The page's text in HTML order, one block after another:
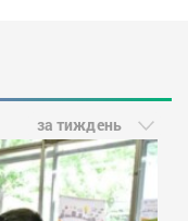
за тиждень